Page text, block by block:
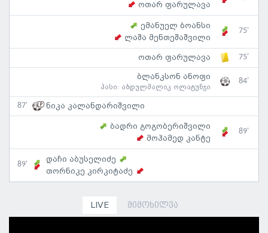
ოთარ ფარულავა
ემანუელ ბოანსი
ლაშა მენთეშაშვილი
75'
ოთარ ფარულავა 75'
ბლანკსონ ანოფი
პასი: აბდულმალიკ ოლატუნჯი
84'
87' ნიკა კალანდარიშვილი
ბადრი გოგობერიშვილი
მოჰამედ კანტე
89'
89'
დაჩი აბუსელიძე
თორნიკე კირკიტაძე
LIVE მიმოხილვა